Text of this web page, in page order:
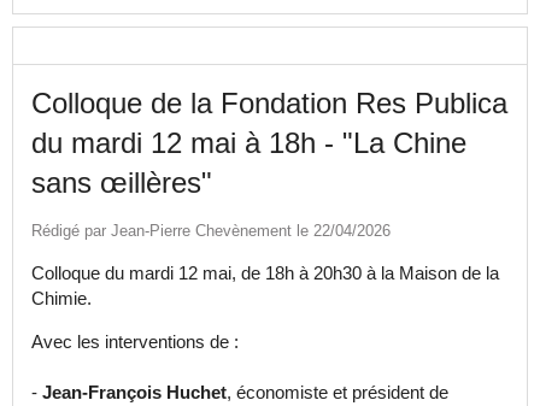
Colloque de la Fondation Res Publica
du mardi 12 mai à 18h - "La Chine
sans œillères"
Rédigé par Jean-Pierre Chevènement le 22/04/2026
Colloque du mardi 12 mai, de 18h à 20h30 à la Maison de la
Chimie.
Avec les interventions de :
- Jean-François Huchet, économiste et président de